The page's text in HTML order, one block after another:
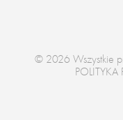
© 2026 Wszystkie
POLITYKA